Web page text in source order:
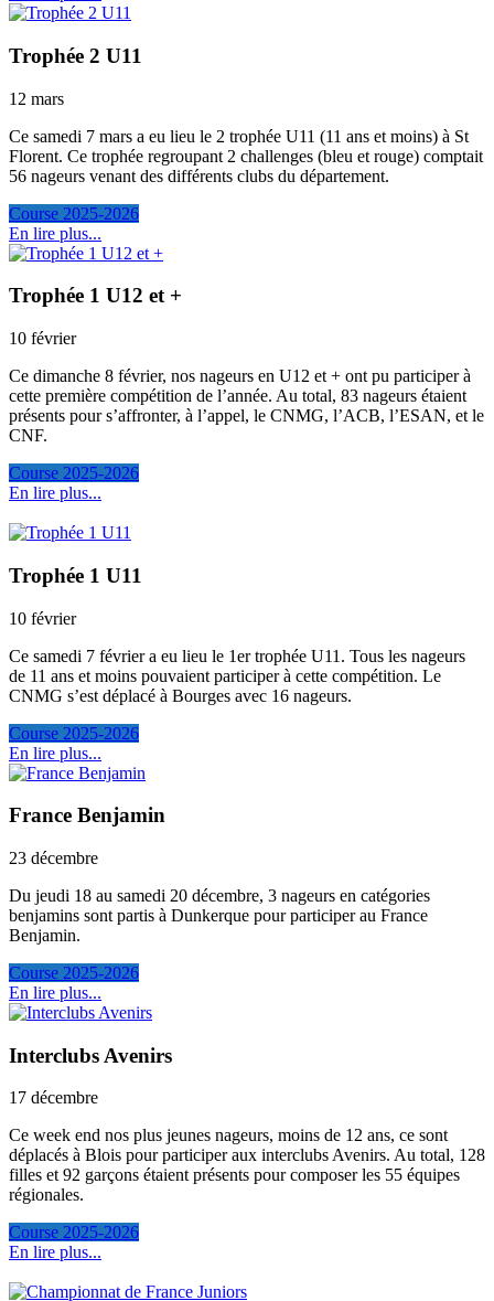
Trophée 2 U11
12 mars
Ce samedi 7 mars a eu lieu le 2 trophée U11 (11 ans et moins) à St
Florent. Ce trophée regroupant 2 challenges (bleu et rouge) comptait
56 nageurs venant des différents clubs du département.
Course 2025-2026
En lire plus...
Trophée 1 U12 et +
10 février
Ce dimanche 8 février, nos nageurs en U12 et + ont pu participer à
cette première compétition de l’année. Au total, 83 nageurs étaient
présents pour s’affronter, à l’appel, le CNMG, l’ACB, l’ESAN, et le
CNF.
Course 2025-2026
En lire plus...
Trophée 1 U11
10 février
Ce samedi 7 février a eu lieu le 1er trophée U11. Tous les nageurs
de 11 ans et moins pouvaient participer à cette compétition. Le
CNMG s’est déplacé à Bourges avec 16 nageurs.
Course 2025-2026
En lire plus...
France Benjamin
23 décembre
Du jeudi 18 au samedi 20 décembre, 3 nageurs en catégories
benjamins sont partis à Dunkerque pour participer au France
Benjamin.
Course 2025-2026
En lire plus...
Interclubs Avenirs
17 décembre
Ce week end nos plus jeunes nageurs, moins de 12 ans, ce sont
déplacés à Blois pour participer aux interclubs Avenirs. Au total, 128
filles et 92 garçons étaient présents pour composer les 55 équipes
régionales.
Course 2025-2026
En lire plus...